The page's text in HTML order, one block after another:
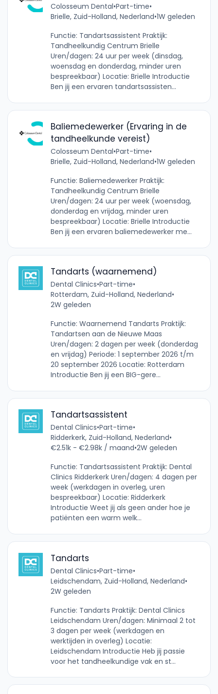
Colosseum Dental•Part-time•
Brielle, Zuid-Holland, Nederland•1W geleden
Functie: Tandartsassistent Praktijk:
Tandheelkundig Centrum Brielle
Uren/dagen: 24 uur per week (dinsdag,
woensdag en donderdag, minder uren
bespreekbaar) Locatie: Brielle Introductie
Ben jij een ervaren tandartsassisten...
Baliemedewerker (Ervaring in de
tandheelkunde vereist)
Colosseum Dental•Part-time•
Brielle, Zuid-Holland, Nederland•1W geleden
Functie: Baliemedewerker Praktijk:
Tandheelkundig Centrum Brielle
Uren/dagen: 24 uur per week (woensdag,
donderdag en vrijdag, minder uren
bespreekbaar) Locatie: Brielle Introductie
Ben jij een ervaren baliemedewerker me...
Tandarts (waarnemend)
Dental Clinics•Part-time•
Rotterdam, Zuid-Holland, Nederland•
2W geleden
Functie: Waarnemend Tandarts Praktijk:
Tandartsen aan de Nieuwe Maas
Uren/dagen: 2 dagen per week (donderdag
en vrijdag) Periode: 1 september 2026 t/m
20 september 2026 Locatie: Rotterdam
Introductie Ben jij een BIG-gere...
Tandartsassistent
Dental Clinics•Part-time•
Ridderkerk, Zuid-Holland, Nederland•
€2.51k - €2.98k / maand•2W geleden
Functie: Tandartsassistent Praktijk: Dental
Clinics Ridderkerk Uren/dagen: 4 dagen per
week (werkdagen in overleg, uren
bespreekbaar) Locatie: Ridderkerk
Introductie Weet jij als geen ander hoe je
patiënten een warm welk...
Tandarts
Dental Clinics•Part-time•
Leidschendam, Zuid-Holland, Nederland•
2W geleden
Functie: Tandarts Praktijk: Dental Clinics
Leidschendam Uren/dagen: Minimaal 2 tot
3 dagen per week (werkdagen en
werktijden in overleg) Locatie:
Leidschendam Introductie Heb jij passie
voor het tandheelkundige vak en st...